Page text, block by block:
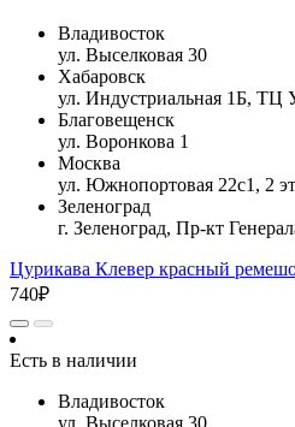
Владивосток
ул. Выселковая 30
Хабаровск
ул. Индустриальная 1Б, ТЦ
Благовещенск
ул. Воронкова 1
Москва
ул. Южнопортовая 22с1, 2
Зеленоград
г. Зеленоград, Пр-кт
Цурикава Клевер красный
740₽
Есть в наличии
Владивосток